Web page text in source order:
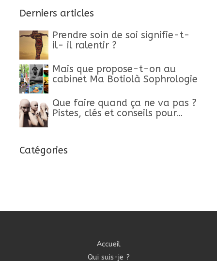
Derniers articles
Prendre soin de soi signifie-t-
il- il ralentir ?
Mais que propose-t-on au
cabinet Ma Botiolà Sophrologie
Que faire quand ça ne va pas ?
Pistes, clés et conseils pour
Catégories
Accueil
Qui suis-je ?